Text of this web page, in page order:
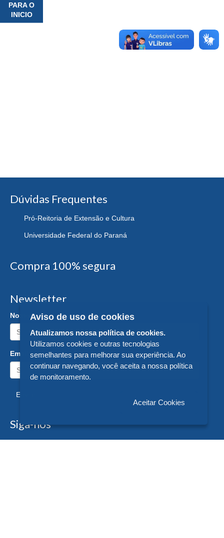
PARA O
INICIO
Dúvidas Frequentes
Pró-Reitoria de Extensão e Cultura
Universidade Federal do Paraná
Compra 100% segura
Newsletter
Nome:
Email:
Enviar
Siga-nos
Aviso de uso de cookies
Atualizamos nossa política de cookies.
Utilizamos cookies e outras tecnologias
semelhantes para melhorar sua experiência. Ao
continuar navegando, você aceita a nossa política
de monitoramento.
Aceitar Cookies